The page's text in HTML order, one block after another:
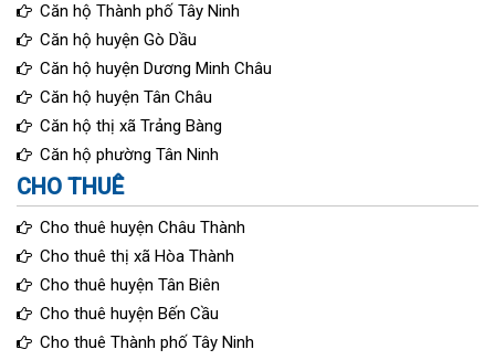
Căn hộ Thành phố Tây Ninh
Căn hộ huyện Gò Dầu
Căn hộ huyện Dương Minh Châu
Căn hộ huyện Tân Châu
Căn hộ thị xã Trảng Bàng
Căn hộ phường Tân Ninh
CHO THUÊ
Cho thuê huyện Châu Thành
Cho thuê thị xã Hòa Thành
Cho thuê huyện Tân Biên
Cho thuê huyện Bến Cầu
Cho thuê Thành phố Tây Ninh